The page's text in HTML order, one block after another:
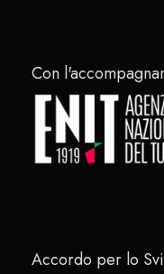
Con
Accordo per lo